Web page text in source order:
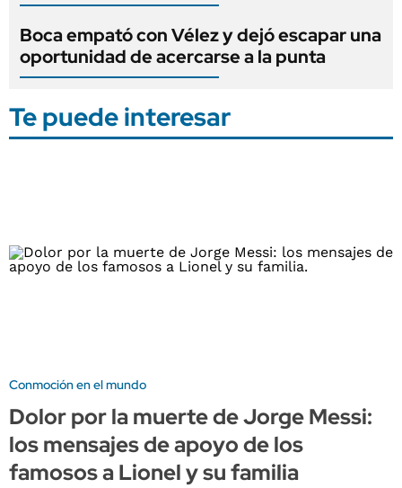
Boca empató con Vélez y dejó escapar una
oportunidad de acercarse a la punta
Te puede interesar
Conmoción en el mundo
Dolor por la muerte de Jorge Messi:
los mensajes de apoyo de los
famosos a Lionel y su familia